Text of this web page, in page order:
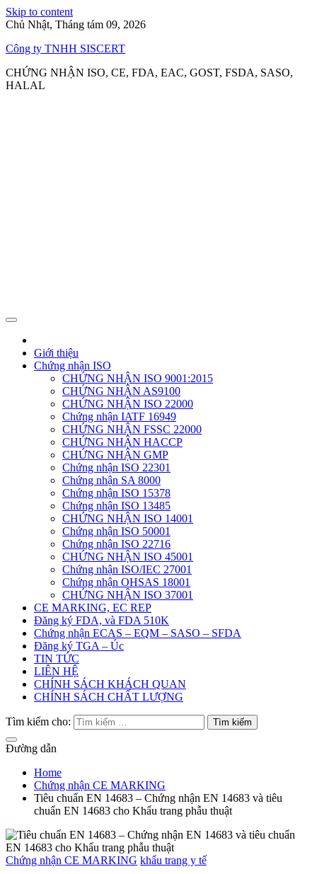
Skip to content
Chủ Nhật, Tháng tám 09, 2026
Công ty TNHH SISCERT
CHỨNG NHẬN ISO, CE, FDA, EAC, GOST, FSDA, SASO,
HALAL
Giới thiệu
Chứng nhận ISO
CHỨNG NHẬN ISO 9001:2015
CHỨNG NHẬN AS9100
CHỨNG NHẬN ISO 22000
Chứng nhận IATF 16949
CHỨNG NHẬN FSSC 22000
CHỨNG NHẬN HACCP
CHỨNG NHẬN GMP
Chứng nhận ISO 22301
Chứng nhận SA 8000
Chứng nhận ISO 15378
Chứng nhận ISO 13485
CHỨNG NHẬN ISO 14001
Chứng nhận ISO 50001
Chứng nhận ISO 22716
CHỨNG NHẬN ISO 45001
Chứng nhận ISO/IEC 27001
Chứng nhận OHSAS 18001
CHỨNG NHẬN ISO 37001
CE MARKING, EC REP
Đăng ký FDA, và FDA 510K
Chứng nhận ECAS – EQM – SASO – SFDA
Đăng ký TGA – Úc
TIN TỨC
LIÊN HỆ
CHÍNH SÁCH KHÁCH QUAN
CHÍNH SÁCH CHẤT LƯỢNG
Tìm kiếm cho:
Đường dẫn
Home
Chứng nhận CE MARKING
Tiêu chuẩn EN 14683 – Chứng nhận EN 14683 và tiêu
chuẩn EN 14683 cho Khẩu trang phẫu thuật
Chứng nhận CE MARKING khẩu trang y tế